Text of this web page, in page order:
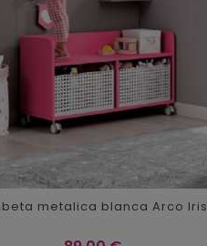
metalica blanca Arco Iris